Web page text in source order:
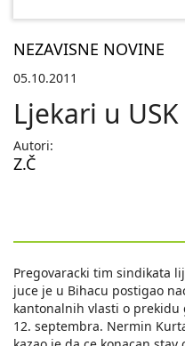
NEZAVISNE NOVINE
05.10.2011
Ljekari u
Autori:
Z.Č
Pregovaracki tim sindikata
juce je u Bihacu postigao
kantonalnih vlasti o
12. septembra. Nermin